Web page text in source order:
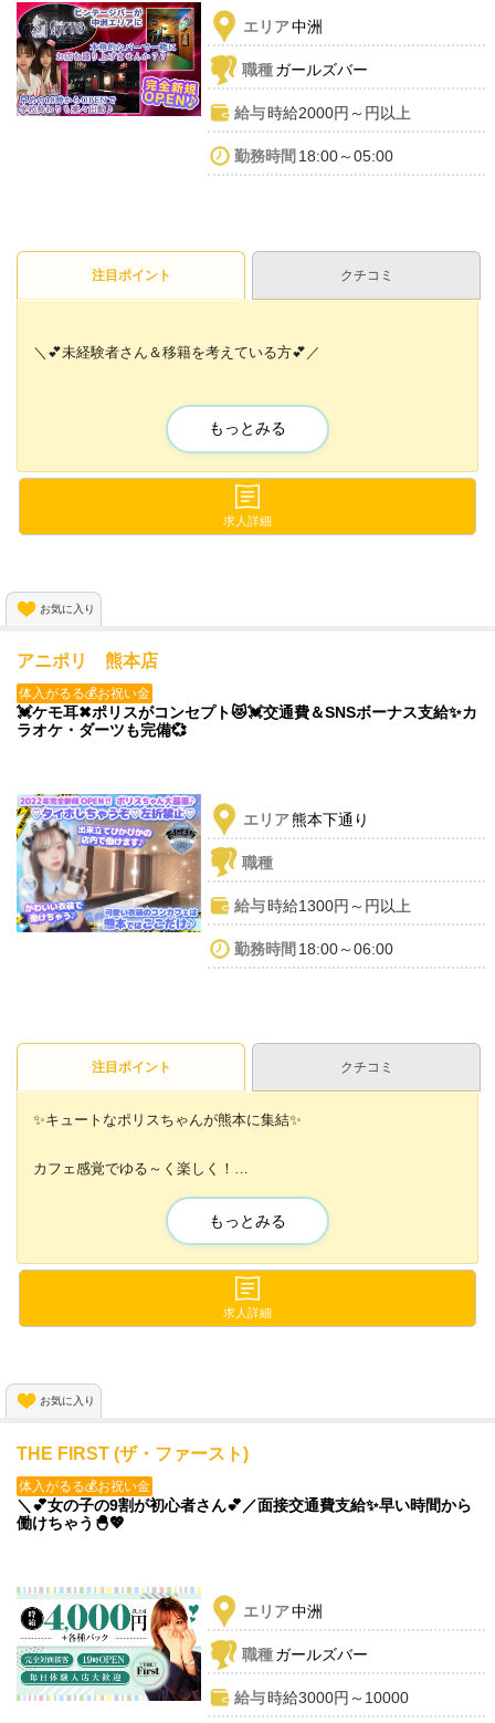
エリア中洲
職種ガールズバー
給与時給2000円～円以上
勤務時間 18:00～05:00
注目ポイント クチコミ
＼💕未経験者さん＆移籍を考えている方💕／
和やかな雰囲気なので
すぐに溶け込めちゃう💞
＞＞✨ちゅーもく案件デス✨＜＜
格安で利用できちゃうんです😍💞
一石二鳥ですよ💓✨
もっとみる
求人詳細
お気に入り
アニポリ 熊本店
体入がるる💰お祝い金
💓ケモ耳✖︎ポリスがコンセプト😻💓交通費＆SNSボーナス支給✨カ
ラオケ・ダーツも完備💞
エリア熊本下通り
職種
給与時給1300円～円以上
勤務時間 18:00～06:00
注目ポイント クチコミ
✨キュートなポリスちゃんが熊本に集結✨
カフェ感覚でゆる～く楽しく！
あなたのペースで働けるコンカフェ😊💓
未経験者さんにもかなりおすすめ💕
可愛いケモ耳をつけて
🔽まずはお店の詳細をチェック🔽
もっとみる
求人詳細
お気に入り
THE FIRST (ザ・ファースト)
体入がるる💰お祝い金
＼💕女の子の9割が初心者さん💕／面接交通費支給✨早い時間から
働けちゃう🐣💖
エリア中洲
職種ガールズバー
給与時給3000円～10000